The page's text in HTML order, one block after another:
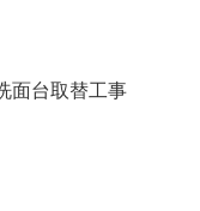
台取替工事